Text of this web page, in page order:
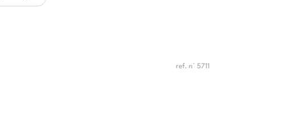
ref. n° 5711